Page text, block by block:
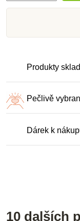
Produkty
Pečlivě
Dárek k
10 dalších